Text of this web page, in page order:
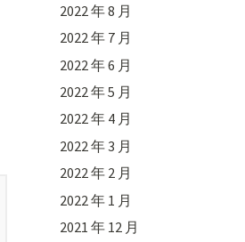
2022 年 8 月
2022 年 7 月
2022 年 6 月
2022 年 5 月
2022 年 4 月
2022 年 3 月
2022 年 2 月
2022 年 1 月
2021 年 12 月